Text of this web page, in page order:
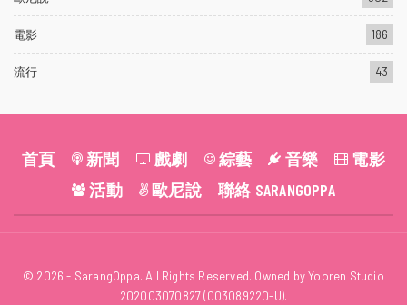
電影 186
流行 43
首頁 新聞 戲劇 綜藝 音樂
電影
活動
歐尼說 聯絡 SARANGOPPA
© 2026 - SarangOppa. All Rights Reserved. Owned by Yooren Studio
202003070827 (003089220-U).